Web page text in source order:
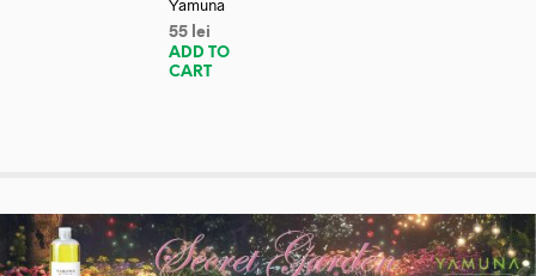
Yamuna
55 lei
ADD TO
CART